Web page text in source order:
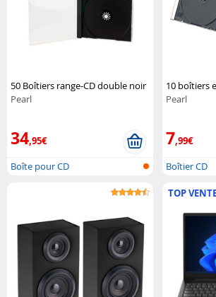
50 Boîtiers range-CD double noir
Pearl
34,95€
Boîte pour CD
10 boîtiers
Pearl
7,99€
Boîtier CD
TOP